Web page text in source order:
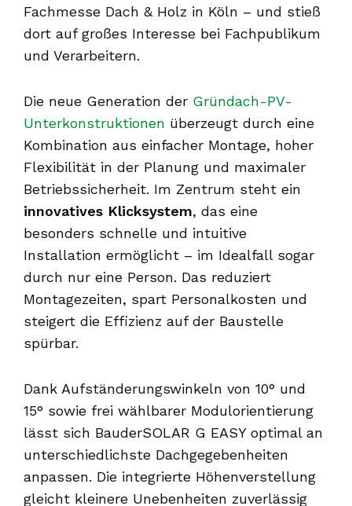
Fachmesse Dach & Holz in Köln – und stieß
dort auf großes Interesse bei Fachpublikum
und Verarbeitern.
Die neue Generation der Gründach-PV-
Unterkonstruktionen überzeugt durch eine
Kombination aus einfacher Montage, hoher
Flexibilität in der Planung und maximaler
Betriebssicherheit. Im Zentrum steht ein
innovatives Klicksystem, das eine
besonders schnelle und intuitive
Installation ermöglicht – im Idealfall sogar
durch nur eine Person. Das reduziert
Montagezeiten, spart Personalkosten und
steigert die Effizienz auf der Baustelle
spürbar.
Dank Aufständerungswinkeln von 10° und
15° sowie frei wählbarer Modulorientierung
lässt sich BauderSOLAR G EASY optimal an
unterschiedlichste Dachgegebenheiten
anpassen. Die integrierte Höhenverstellung
gleicht kleinere Unebenheiten zuverlässig